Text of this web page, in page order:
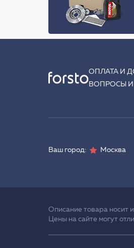
ОПЛАТА И
ВОПРОСЫ И
Ваш город: Москва
Описание товара носит
Цены на сайте могут